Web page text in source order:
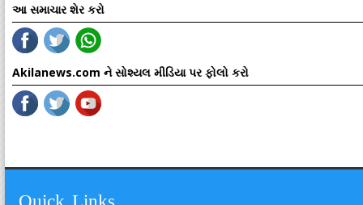
આ સમાચાર શેર કરો
Akilanews.com ને સોશ્યલ મીડિયા પર ફોલો કરો